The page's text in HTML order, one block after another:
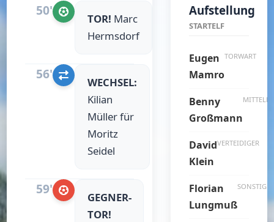
50'
TOR! Marc
Hermsdorf
56'
WECHSEL:
Kilian
Müller für
Moritz
Seidel
59'
GEGNER-
TOR!
Aufstellung
STARTELF
Eugen
Mamro
TORWART
Benny
Großmann
David
Klein
VERTEIDIGER
Florian
Lungmuß
SONSTIGE